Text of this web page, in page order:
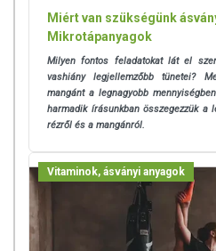
Miért van szükségünk
Mikrotápanyagok
Milyen fontos feladatokat lát el
vashiány legjellemzőbb tünetei?
mangánt a legnagyobb
harmadik írásunkban összegezzük a
rézről és a mangánról.
Vitaminok, ásványi anyagok